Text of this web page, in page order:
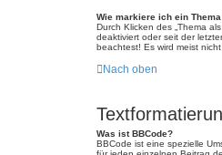
Wie markiere ich ein
Durch Klicken des „Thema
deaktiviert oder seit der
beachtest! Es wird meist
Nach oben
Was ist BBCode?
BBCode ist eine spezielle